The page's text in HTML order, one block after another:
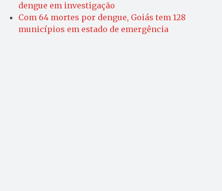
dengue em investigação
Com 64 mortes por dengue, Goiás tem 128
municípios em estado de emergência